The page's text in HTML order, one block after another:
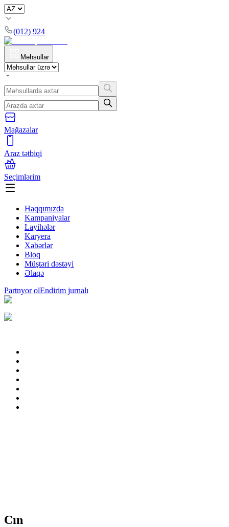
(012) 924
Məhsullar
Mağazalar
Araz tətbiqi
Seçimlərim
Haqqımızda
Kampaniyalar
Layihələr
Karyera
Xəbərlər
Bloq
Müştəri dəstəyi
Əlaqə
Partnyor olEndirim jurnalı
Cın